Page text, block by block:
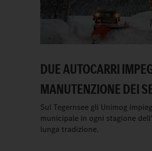
DUE AUTOCARRI
MANUTENZIONE DEI
Sul Tegernsee gli Unimog
municipale in ogni stagione
lunga tradizione.